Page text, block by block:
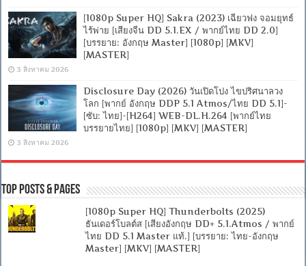
[1080p Super HQ] Sakra (2023) เฉียวฟง จอมยุทธ์
ไร้พ่าย [เสียงจีน DD 5.1.EX / พากย์ไทย DD 2.0]
[บรรยาย: อังกฤษ Master] [1080p] [MKV]
[MASTER]
3 สิงหาคม 2026
Disclosure Day (2026) วันเปิดโปง ไขปริศนาลวง
โลก [พากย์ อังกฤษ DDP 5.1 Atmos/ไทย DD 5.1]-
[ซับ: ไทย]-[H264] WEB-DL.H.264 [พากย์ไทย
บรรยายไทย] [1080p] [MKV] [MASTER]
3 สิงหาคม 2026
Top Posts & Pages
[1080p Super HQ] Thunderbolts (2025)
ธันเดอร์โบลต์ส [เสียงอังกฤษ DD+ 5.1.Atmos / พากย์
ไทย DD 5.1 Master แท้.] [บรรยาย: ไทย-อังกฤษ
Master] [MKV] [MASTER]